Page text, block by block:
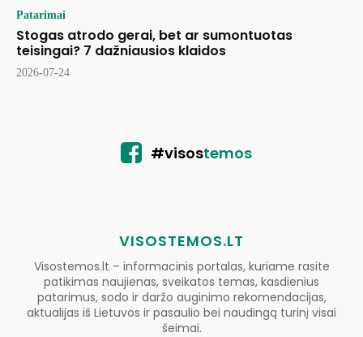
Patarimai
Stogas atrodo gerai, bet ar sumontuotas
teisingai? 7 dažniausios klaidos
2026-07-24
#visostemos
VISOSTEMOS.LT
Visostemos.lt – informacinis portalas, kuriame rasite
patikimas naujienas, sveikatos temas, kasdienius
patarimus, sodo ir daržo auginimo rekomendacijas,
aktualijas iš Lietuvos ir pasaulio bei naudingą turinį visai
šeimai.